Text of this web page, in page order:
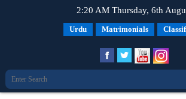
2:20 AM Thursday, 6th
Urdu Matrimonials